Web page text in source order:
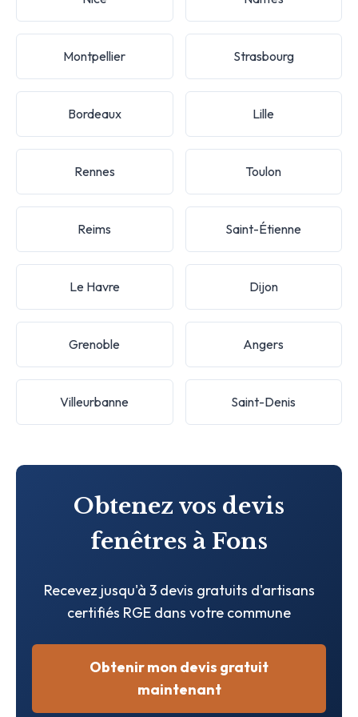
Montpellier Strasbourg
Bordeaux Lille
Rennes Toulon
Reims Saint-Étienne
Le Havre Dijon
Grenoble Angers
Villeurbanne Saint-Denis
Obtenez vos devis
fenêtres à Fons
Recevez jusqu'à 3 devis gratuits d'artisans
certifiés RGE dans votre commune
Obtenir mon devis gratuit
maintenant